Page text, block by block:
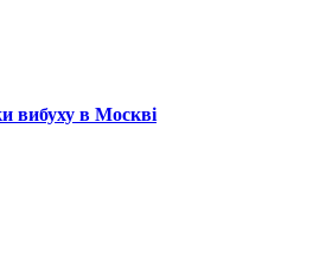
вибуху в Москві